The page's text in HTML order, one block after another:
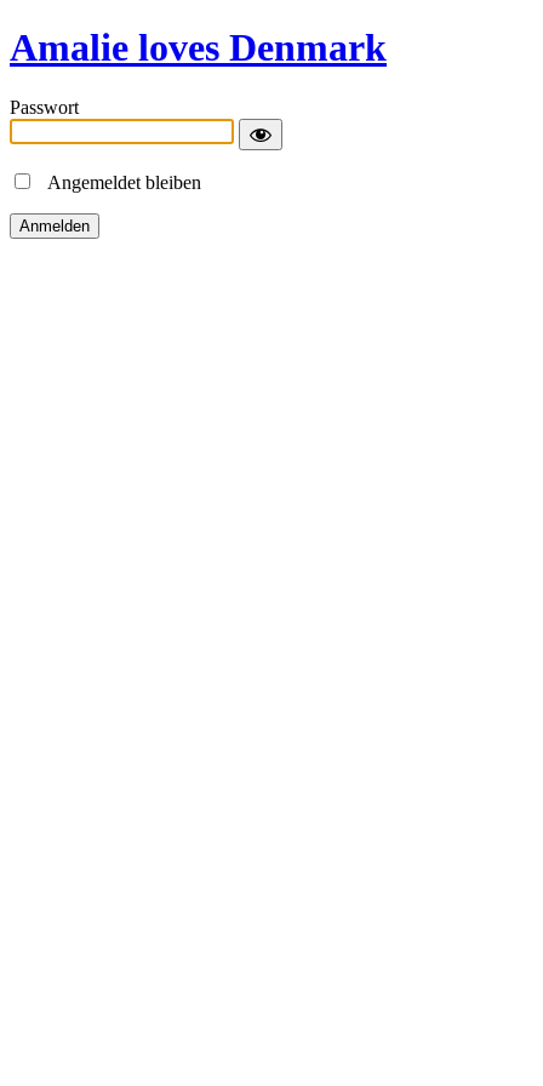
Amalie loves Denmark
Passwort
Angemeldet bleiben